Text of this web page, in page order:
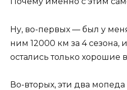
Ну, во-первых — был у
ним 12000 км за 4 сезона,
остались только хорошие
Во-вторых, эти два